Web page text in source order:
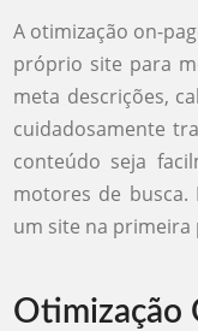
A otimização on-
próprio site para
meta descrições,
cuidadosamente
conteúdo seja
motores de busca.
um site na primeira
Otimização